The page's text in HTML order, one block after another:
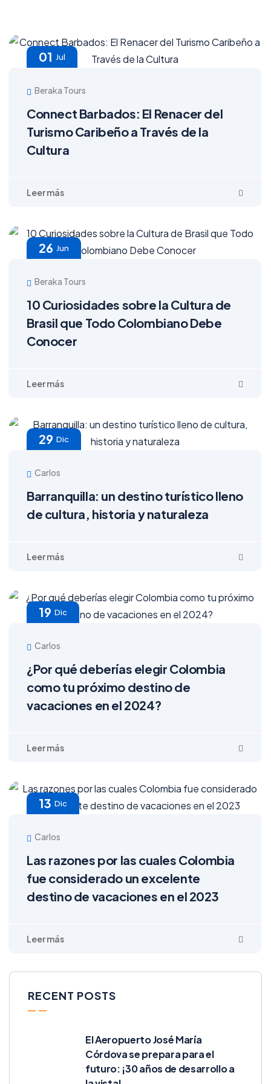
01 Jul
Beraka Tours
Connect Barbados: El Renacer del
Turismo Caribeño a Través de la
Cultura
26 Jun
Beraka Tours
10 Curiosidades sobre la Cultura de
Brasil que Todo Colombiano Debe
Conocer
29 Dic
Carlos
Barranquilla: un destino turístico lleno
de cultura, historia y naturaleza
19 Dic
Carlos
¿Por qué deberías elegir Colombia
como tu próximo destino de
vacaciones en el 2024?
13 Dic
Carlos
Las razones por las cuales Colombia
fue considerado un excelente
destino de vacaciones en el 2023
RECENT POSTS
El Aeropuerto José María
Córdova se prepara para el
futuro: ¡30 años de desarrollo a